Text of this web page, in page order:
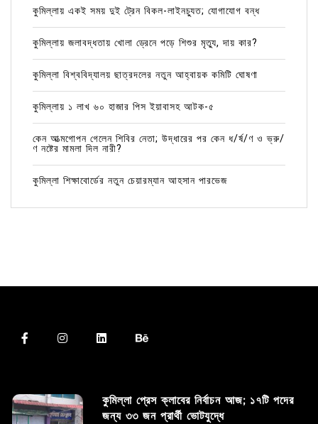
কুমিল্লায় একই সময় দুই ট্রেন বিকল-লাইনচ্যুত; যোগাযোগ বন্ধ
কুমিল্লায় জলাবদ্ধতায় খোলা ড্রেনে পড়ে শিশুর মৃত্যু, দায় কার?
কুমিল্লা বিশ্ববিদ্যালয় ছাত্রদলের নতুন আহ্বায়ক কমিটি ঘোষণা
কুমিল্লায় ১ লাখ ৬০ হাজার পিস ইয়াবাসহ আটক-৫
কেন আত্মগোপন গেলেন শিবির নেতা; উদ্ধারের পর কেন ধ/র্ষ/ণ ও ভ্রু/
ণ নষ্টের মামলা দিল নারী?
কুমিল্লা শিক্ষাবোর্ডের নতুন চেয়ারম্যান আহসান পারভেজ
কুমিল্লা প্রেস ক্লাবের নির্বাচন আজ; ১৭টি পদের
জন্য ৩৩ জন প্রার্থী ভোটযুদ্ধে